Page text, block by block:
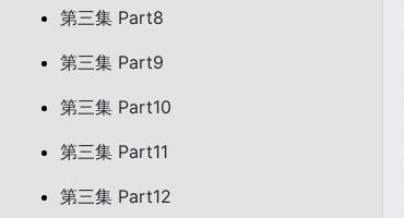
第三集 Part8
第三集 Part9
第三集 Part10
第三集 Part11
第三集 Part12